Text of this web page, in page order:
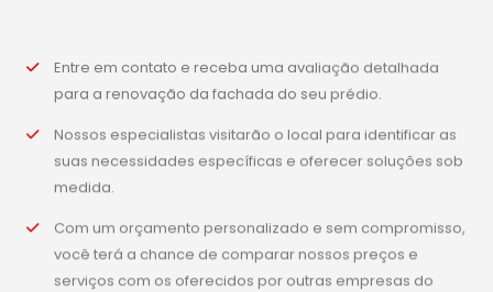
Entre em contato e receba uma avaliação detalhada
para a renovação da fachada do seu prédio.
Nossos especialistas visitarão o local para identificar as
suas necessidades específicas e oferecer soluções sob
medida.
Com um orçamento personalizado e sem compromisso,
você terá a chance de comparar nossos preços e
serviços com os oferecidos por outras empresas do